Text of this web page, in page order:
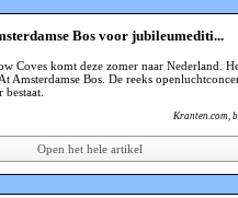
Bos voor jubileumediti...
Coves komt deze zomer naar Nederland.
Amsterdamse Bos. De reeks
Kranten.com ,
Open het hele artikel